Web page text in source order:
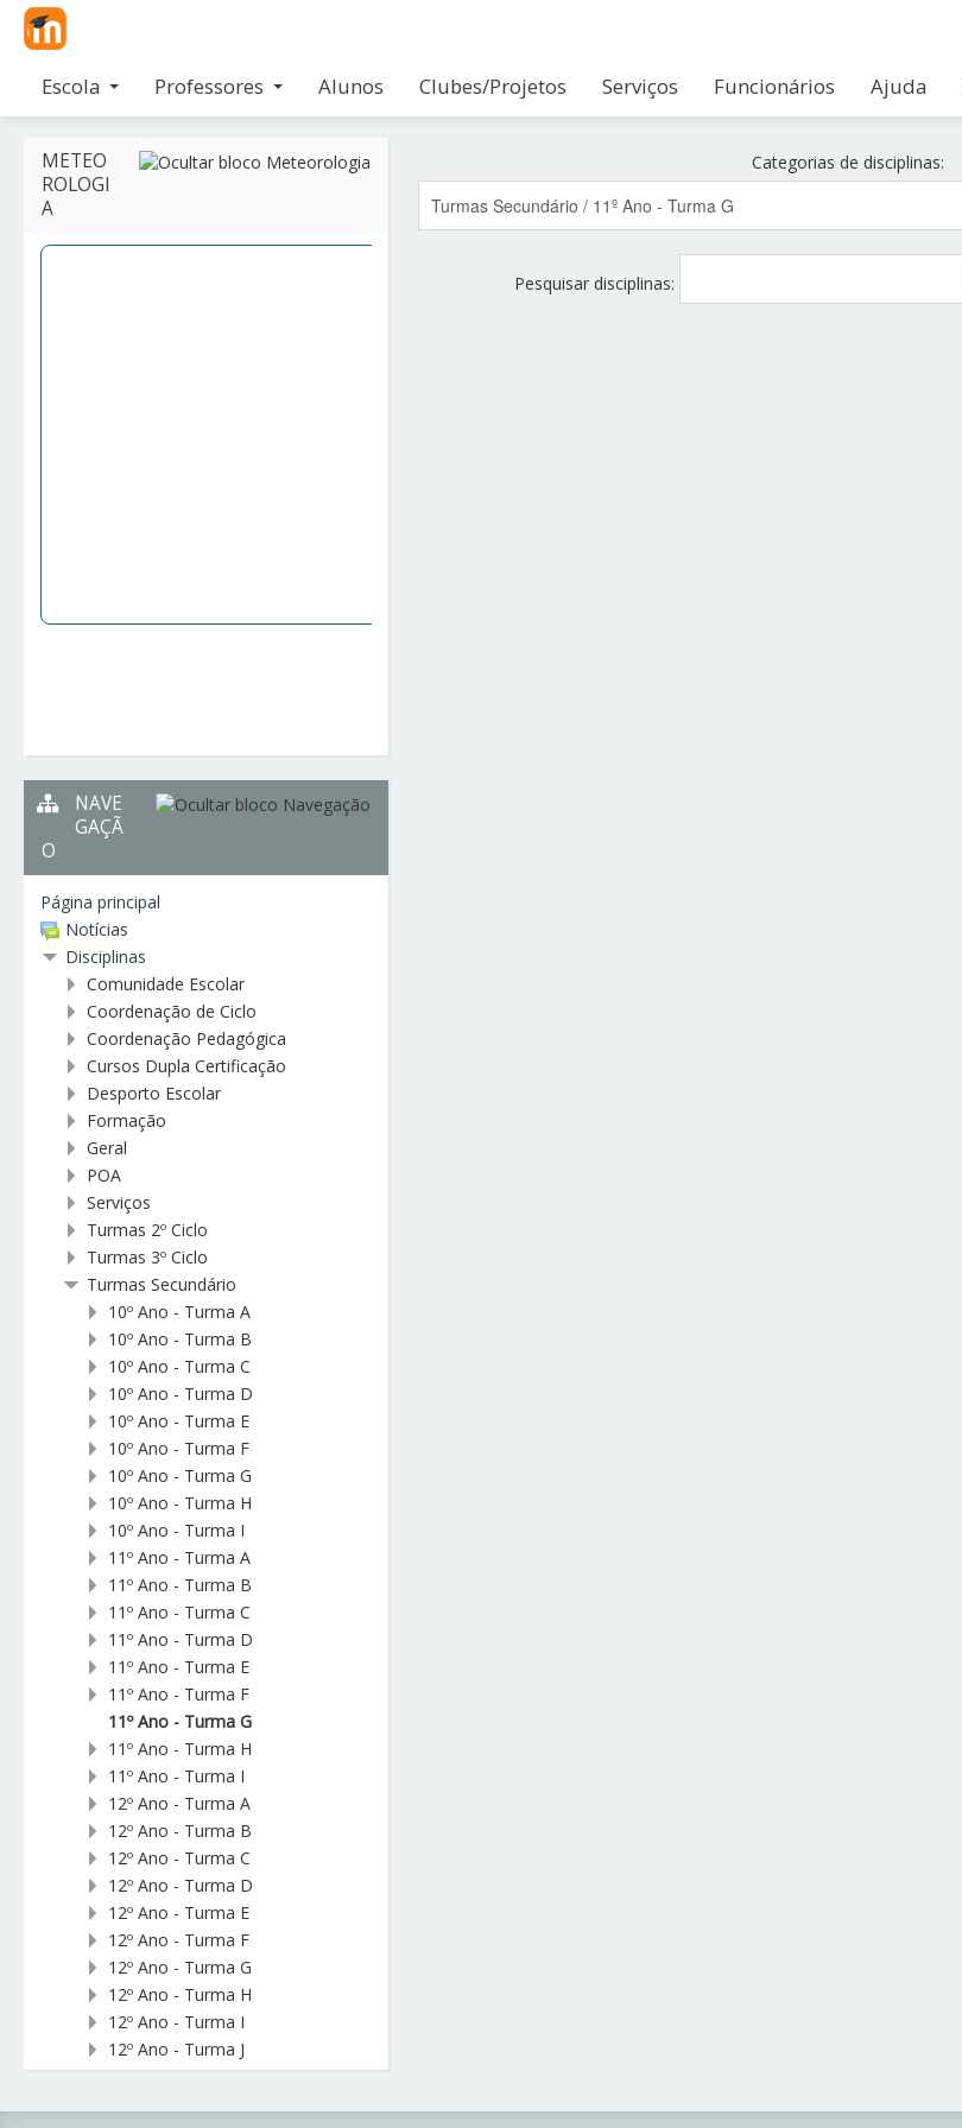
Escola Professores Alunos Clubes/Projetos Serviços Funcionários Ajuda
Página principal ▶︎ Disciplinas ▶︎ Turmas Secundário ▶︎ 11º Ano - Turma G
Categorias de disciplinas:
Pesquisar disciplinas:
METEO
ROLOGI
A
NAVE
GAÇÃ
O
Página principal
Notícias
Disciplinas
Comunidade Escolar
Coordenação de Ciclo
Coordenação Pedagógica
Cursos Dupla Certificação
Desporto Escolar
Formação
Geral
POA
Serviços
Turmas 2º Ciclo
Turmas 3º Ciclo
Turmas Secundário
10º Ano - Turma A
10º Ano - Turma B
10º Ano - Turma C
10º Ano - Turma D
10º Ano - Turma E
10º Ano - Turma F
10º Ano - Turma G
10º Ano - Turma H
10º Ano - Turma I
11º Ano - Turma A
11º Ano - Turma B
11º Ano - Turma C
11º Ano - Turma D
11º Ano - Turma E
11º Ano - Turma F
11º Ano - Turma G
11º Ano - Turma H
11º Ano - Turma I
12º Ano - Turma A
12º Ano - Turma B
12º Ano - Turma C
12º Ano - Turma D
12º Ano - Turma E
12º Ano - Turma F
12º Ano - Turma G
12º Ano - Turma H
12º Ano - Turma I
12º Ano - Turma J